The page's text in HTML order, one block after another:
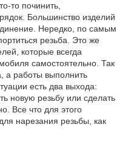
то починить,
Большинство изделий
Нередко, по самым
резьба. Это же
которые всегда
самостоятельно. Так
а работы выполнить
есть два выхода:
новую резьбу или сделать
Все что для этого
нарезания резьбы, как